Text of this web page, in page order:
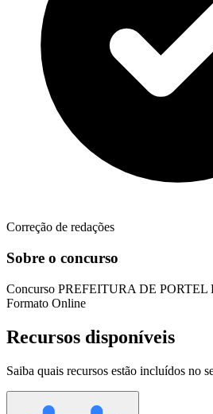
Correção de redações
Sobre o concurso
Concurso PREFEITURA DE PORTEL
Formato Online
Recursos disponíveis
Saiba quais recursos estão incluídos no